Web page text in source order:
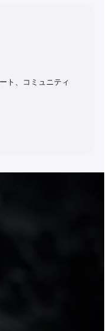
ト、コミュニティ